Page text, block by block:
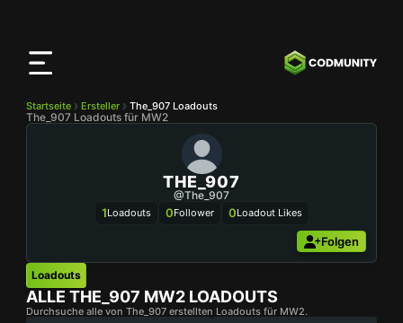
Startseite Ersteller The_907 Loadouts
The_907 Loadouts für MW2
THE_907
@The_907
1Loadouts 0Follower 0Loadout Likes
Folgen
Loadouts
ALLE THE_907 MW2 LOADOUTS
Durchsuche alle von The_907 erstellten Loadouts für MW2.